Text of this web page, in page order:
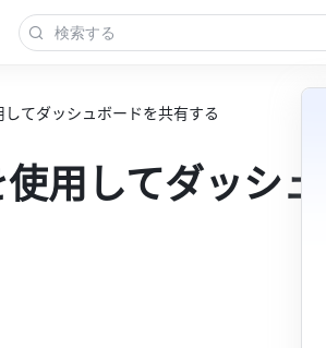
てダッシュボードを共有する
用してダッシ